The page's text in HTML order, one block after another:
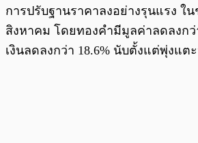
การปรับฐานราคาลงอย่างรุนแรง ใ
สิงหาคม โดยทองคำมีมูลค่าลดลงกว่
เงินลดลงกว่า 18.6% นับตั้งแต่พุ่งแต